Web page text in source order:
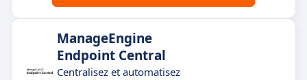
ManageEngine
Endpoint Central
Centralisez et automatisez